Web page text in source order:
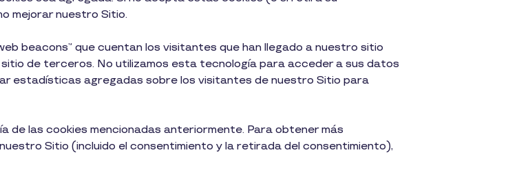
mejorar nuestro Sitio.
beacons” que cuentan los visitantes que han llegado a nuestro sitio
sitio de terceros. No utilizamos esta tecnología para acceder a sus datos
estadísticas agregadas sobre los visitantes de nuestro Sitio para
de las cookies mencionadas anteriormente. Para obtener más
Sitio (incluido el consentimiento y la retirada del consentimiento),